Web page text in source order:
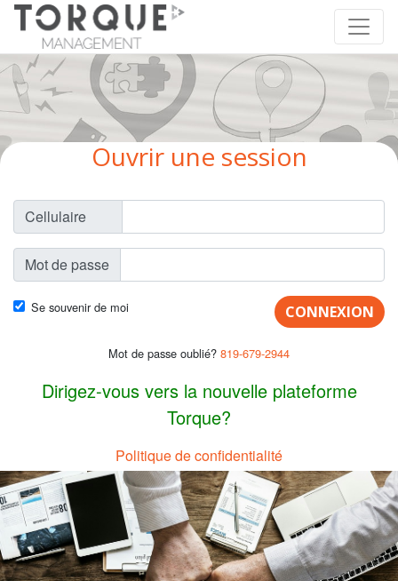
Ouvrir une session
Cellulaire
Mot de passe
Se souvenir de moi CONNEXION
Mot de passe oublié? 819-679-2944
Dirigez-vous vers la nouvelle plateforme
Torque?
Politique de confidentialité